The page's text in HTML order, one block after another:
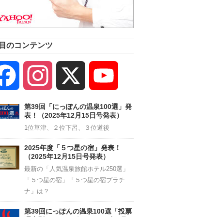
のコンテンツ
Facebook Instagram
Channel
第39回「にっぽんの温泉100選」発
表！（2025年12月15日号発表）
1位草津、２位下呂、３位道後
2025年度「５つ星の宿」発表！
（2025年12月15日号発表）
最新の「人気温泉旅館ホテル250選」
「５つ星の宿」「５つ星の宿プラチ
ナ」は？
第39回にっぽんの温泉100選「投票